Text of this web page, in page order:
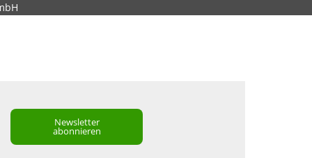
Newsletter
abonnieren